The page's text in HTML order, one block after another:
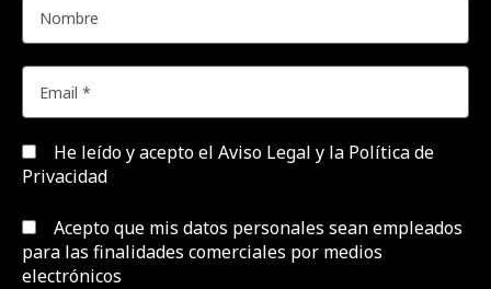
He leído y acepto el Aviso Legal y la Política de
Privacidad
Acepto que mis datos personales sean empleados
para las finalidades comerciales por medios
electrónicos